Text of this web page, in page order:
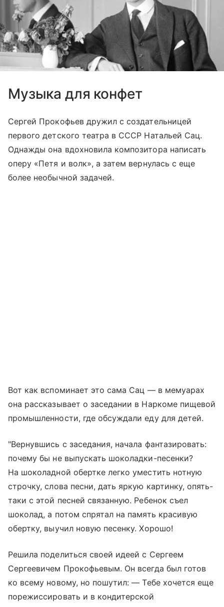
Музыка для конфет
Сергей Прокофьев дружил с создательницей
первого детского театра в СССР Натальей Сац.
Однажды она вдохновила композитора написать
оперу «Петя и волк», а затем вернулась с еще
более необычной задачей.
Вот как вспоминает это сама Сац — в мемуарах
она рассказывает о заседании в Наркоме пищевой
промышленности, где обсуждали еду для детей.
"Вернувшись с заседания, начала фантазировать:
почему бы не выпускать шоколадки-песенки?
На шоколадной обертке легко уместить нотную
строчку, слова песни, дать яркую картинку, опять-
таки с этой песней связанную. Ребенок съел
шоколад, а потом спрятал на память красивую
обертку, выучил новую песенку. Хорошо!
Решила поделиться своей идеей с Сергеем
Сергеевичем Прокофьевым. Он всегда был готов
ко всему новому, но пошутил: — Тебе хочется еще
порежиссировать и в кондитерской